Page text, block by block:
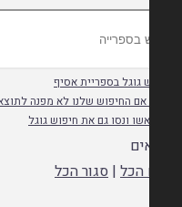
גוגל בספריית אסיף
אם החיפוש שלנו לא מפנה לתוצאות, אל
ונסו גם את חיפוש גוגל
|סגור הכל